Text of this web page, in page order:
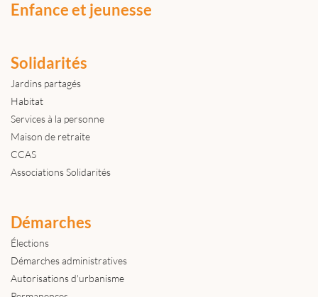
Enfance et jeunesse
Solidarités
Jardins partagés
Habitat
Services à la personne
Maison de retraite
CCAS
Associations Solidarités
Démarches
Élections
Démarches administratives
Autorisations d'urbanisme